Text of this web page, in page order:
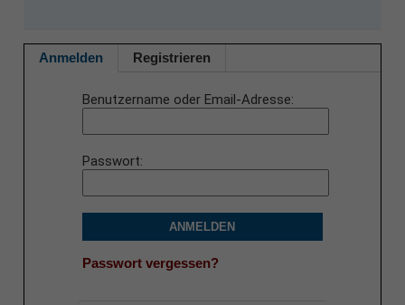
Anmelden Registrieren
Benutzername oder Email-Adresse
Passwort
ANMELDEN
Passwort vergessen?